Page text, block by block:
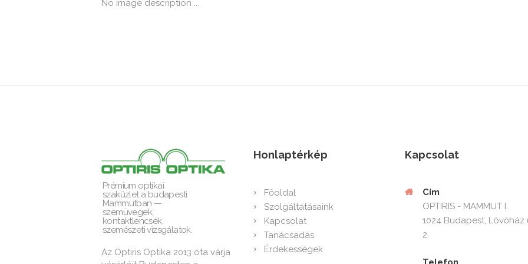
No image description ...
Prémium optikai
szaküzlet a budapesti
Mammutban —
szemüvegek,
kontaktlencsék,
szemészeti vizsgálatok.
Az Optiris Optika 2013 óta várja
Honlaptérkép
Főoldal
Szolgáltatásaink
Kapcsolat
Tanácsadás
Érdekességek
Kapcsolat
Cím
OPTIRIS - MAMMUT I.
1024 Budapest, Lövőház
2.